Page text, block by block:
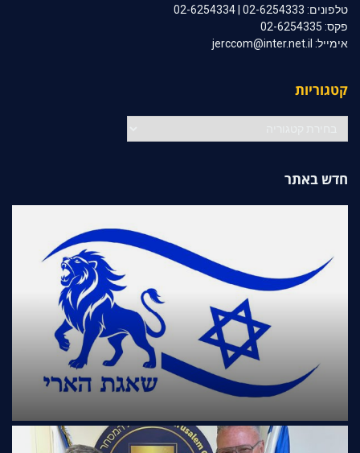
טלפונים: 02-6254333 | 02-6254334
פקס: 02-6254335
אימייל: jerccom@inter.net.il
קטגוריות
חדש באתר